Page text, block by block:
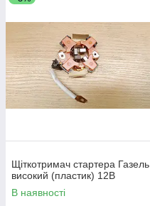
Щіткотримач стартера Газель
високий (пластик) 12В
В наявності